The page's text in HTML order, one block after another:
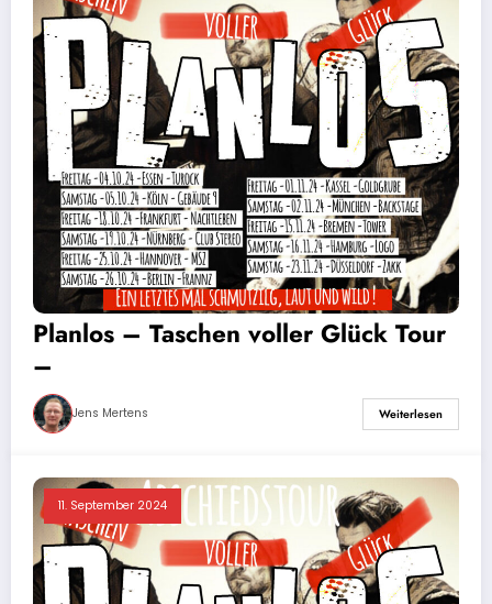
Planlos – Taschen voller Glück Tour
–
Jens Mertens Weiterlesen
11. September 2024